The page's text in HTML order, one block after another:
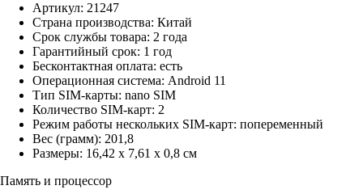
Артикул: 21247
Страна производства: Китай
Срок службы товара: 2 года
Гарантийный срок: 1 год
Бесконтактная оплата: есть
Операционная система: Android 11
Тип SIM-карты: nano SIM
Количество SIM-карт: 2
Режим работы нескольких SIM-карт: попеременный
Вес (грамм): 201,8
Размеры: 16,42 x 7,61 x 0,8 см
Память и процессор